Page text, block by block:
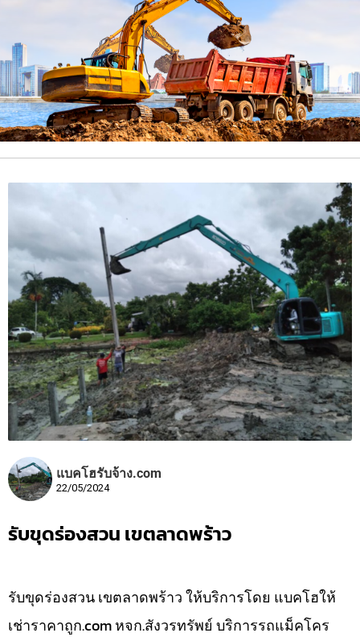
แบคโฮรับจ้าง.com
22/05/2024
รับขุดร่องสวน เขตลาดพร้าว
รับขุดร่องสวน เขตลาดพร้าว ให้บริการโดย แบคโฮให้
เช่าราคาถูก.com หจก.สังวรทรัพย์ บริการรถแม็คโคร